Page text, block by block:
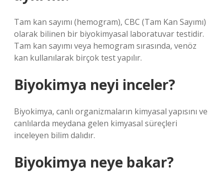
Tam kan sayımı (hemogram), CBC (Tam Kan Sayımı)
olarak bilinen bir biyokimyasal laboratuvar testidir.
Tam kan sayımı veya hemogram sırasında, venöz
kan kullanılarak birçok test yapılır.
Biyokimya neyi inceler?
Biyokimya, canlı organizmaların kimyasal yapısını ve
canlılarda meydana gelen kimyasal süreçleri
inceleyen bilim dalıdır.
Biyokimya neye bakar?